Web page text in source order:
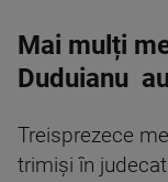
Mai mulți
Duduianu
Treisprezece
trimişi în